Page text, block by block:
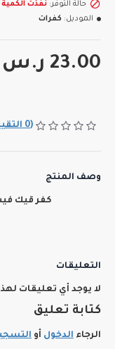
(0 التقييمات)
23.00 ر.س
حالة التوفر: نفذت الكمية
الموديل: كفرات
وصف المنتج
كفر قيك
التعليقات
لا يوجد أي تعليقات
كتابة تعليق
الرجاء الدخول أو